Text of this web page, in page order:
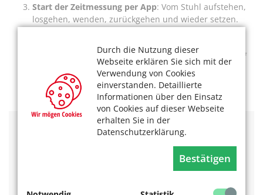
Durch die Nutzung dieser
Webseite erklären Sie sich mit der
Verwendung von Cookies
einverstanden. Detaillierte
Informationen über den Einsatz
von Cookies auf dieser Webseite
erhalten Sie in der
Datenschutzerklärung.
Bestätigen
Start der Zeitmessung per App: Vom Stuhl aufstehen,
losgehen, wenden, zurückgehen und wieder setzen.
Testung wiederholen:In einer Testrunde werden fünf
Messungen aufgezeichnet.
Anschließend wird automatisch eine Analyse erstellt.
Die App können Sie im Play Store kostenfrei
https://play.google.com/store/apps/details?